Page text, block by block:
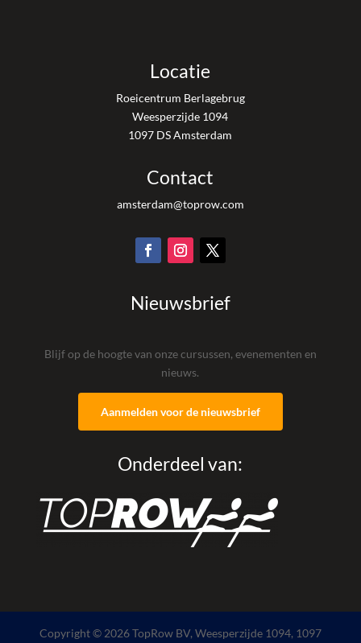
Locatie
Roeicentrum Berlagebrug
Weesperzijde 1094
1097 DS Amsterdam
Contact
amsterdam@toprow.com
Nieuwsbrief
Blijf op de hoogte van onze cursussen, evenementen en
nieuws.
Aanmelden voor de nieuwsbrief
Onderdeel van:
Copyright © 2026 TopRow BV, Weesperzijde 1094, 1097